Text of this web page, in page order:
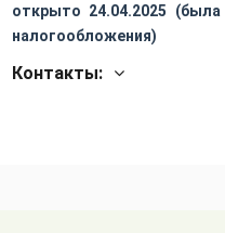
открыто 24.04.2025
налогообложения)
Контакты: